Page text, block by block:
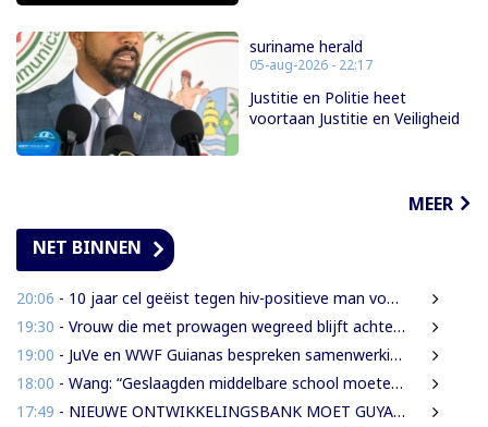
suriname herald
05-aug-2026 - 22:17
Justitie en Politie heet
voortaan Justitie en Veiligheid
MEER
NET BINNEN
20:06 - 10 jaar cel geëist tegen hiv-positieve man voor vrijheidsberoving, mishandeling en verkrachting van sekswerkster
19:30 - Vrouw die met prowagen wegreed blijft achter tralies
19:00 - JuVe en WWF Guianas bespreken samenwerking rond natuurbescherming
18:00 - Wang: “Geslaagden middelbare school moeten 450 SRD betalen om diploma te ontvangen”
17:49 - NIEUWE ONTWIKKELINGSBANK MOET GUYANESE BEDRIJVEN KLAARSTOMEN OM BUITENLANDSE BEDRIJVEN TE VERVANGEN